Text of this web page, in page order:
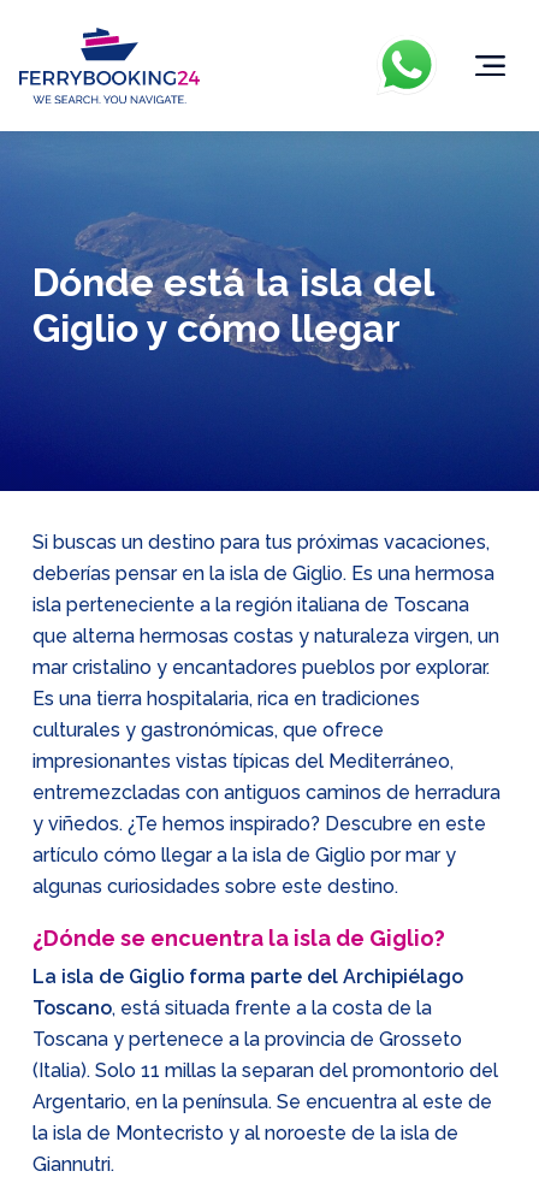
Dónde está la isla del
Giglio y cómo llegar
Si buscas un destino para tus próximas vacaciones,
deberías pensar en la isla de Giglio. Es una hermosa
isla perteneciente a la región italiana de Toscana
que alterna hermosas costas y naturaleza virgen, un
mar cristalino y encantadores pueblos por explorar.
Es una tierra hospitalaria, rica en tradiciones
culturales y gastronómicas, que ofrece
impresionantes vistas típicas del Mediterráneo,
entremezcladas con antiguos caminos de herradura
y viñedos. ¿Te hemos inspirado? Descubre en este
artículo cómo llegar a la isla de Giglio por mar y
algunas curiosidades sobre este destino.
¿Dónde se encuentra la isla de Giglio?
La isla de Giglio forma parte del Archipiélago
Toscano, está situada frente a la costa de la
Toscana y pertenece a la provincia de Grosseto
(Italia). Solo 11 millas la separan del promontorio del
Argentario, en la península. Se encuentra al este de
la isla de Montecristo y al noroeste de la isla de
Giannutri.